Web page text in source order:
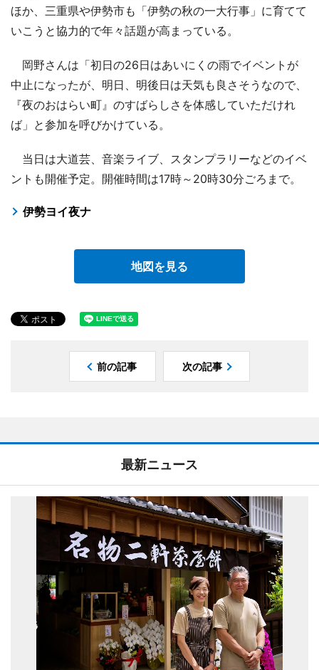
ほか、三重県や伊勢市も「伊勢の秋の一大行事」に育てて
いこうと協力的で年々話題が高まっている。
岡野さんは「初日の26日はあいにくの雨でイベントが
中止になったが、明日、明後日は天気も良さそうなので、
『夜のおはらい町』のすばらしさを体感していただけれ
ば」と参加を呼びかけている。
当日は大道芸、音楽ライブ、スタンプラリーなどのイベ
ントも開催予定。開催時間は17時～20時30分ごろまで。
伊勢ヨイ夜ナ
地図を見る
前の記事 次の記事
最新ニュース